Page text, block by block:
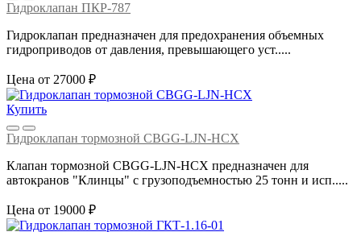
Гидроклапан ПКР-787
Гидроклапан предназначен для предохранения объемных
гидроприводов от давления, превышающего уст.....
Цена от 27000 ₽
Купить
Гидроклапан тормозной CBGG-LJN-HCX
Клапан тормозной CBGG-LJN-HCX предназначен для
автокранов "Клинцы" с грузоподъемностью 25 тонн и исп.....
Цена от 19000 ₽